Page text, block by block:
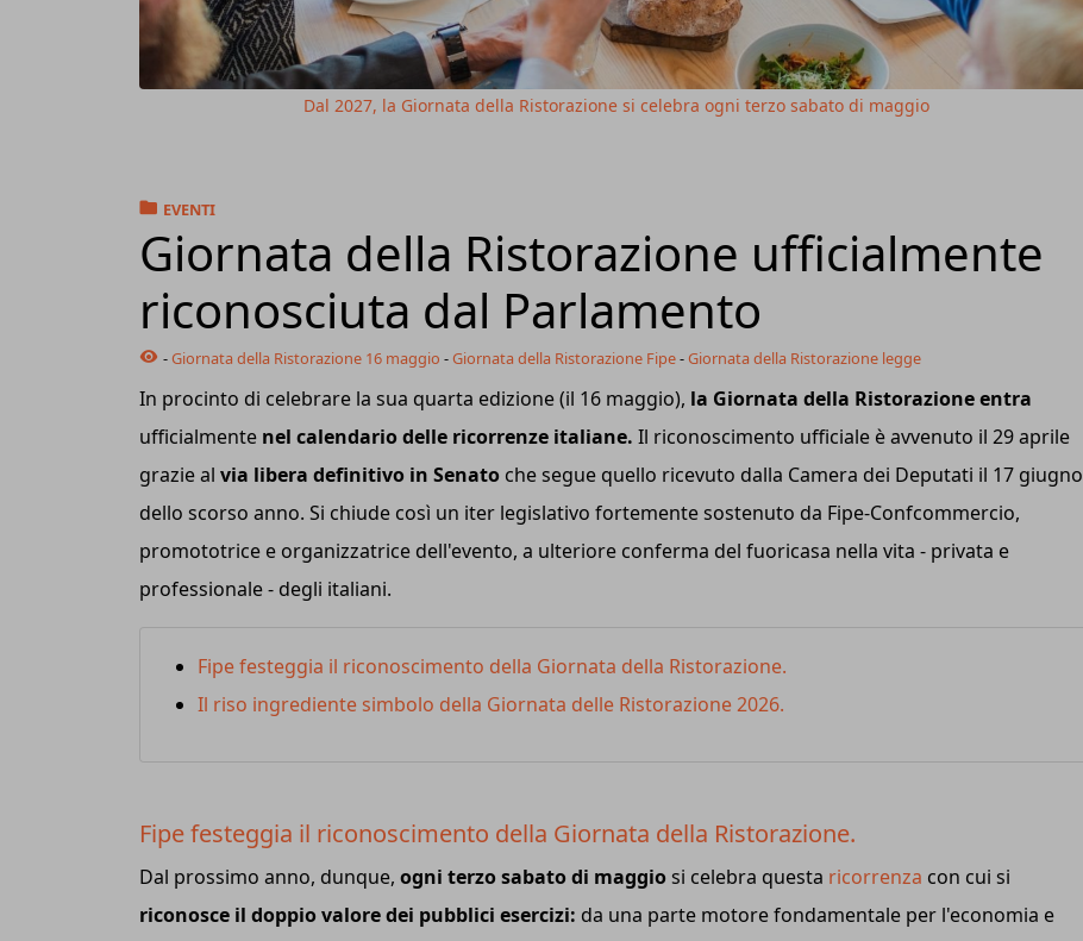
Dal 2027, la Giornata della Ristorazione si celebra ogni terzo sabato di maggio
EVENTI
Giornata della Ristorazione ufficialmente
riconosciuta dal Parlamento
-Giornata della Ristorazione 16 maggio -Giornata della Ristorazione Fipe-Giornata della Ristorazione legge
In procinto di celebrare la sua quarta edizione (il 16 maggio), la Giornata della Ristorazione entra
ufficialmente nel calendario delle ricorrenze italiane. Il riconoscimento ufficiale è avvenuto il 29 aprile
grazie al via libera definitivo in Senato che segue quello ricevuto dalla Camera dei Deputati il 17 giugno
dello scorso anno. Si chiude così un iter legislativo fortemente sostenuto da Fipe-Confcommercio,
promototrice e organizzatrice dell'evento, a ulteriore conferma del fuoricasa nella vita - privata e
professionale - degli italiani.
Fipe festeggia il riconoscimento della Giornata della Ristorazione.
Il riso ingrediente simbolo della Giornata delle Ristorazione 2026.
Fipe festeggia il riconoscimento della Giornata della Ristorazione.
Dal prossimo anno, dunque, ogni terzo sabato di maggiosi celebra questa ricorrenza con cui si
riconosce il doppio valore dei pubblici esercizi: da una parte motore fondamentale per l'economia e